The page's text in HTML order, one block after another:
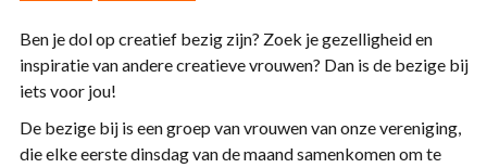
Ben je dol op creatief bezig zijn? Zoek je gezelligheid en
inspiratie van andere creatieve vrouwen? Dan is de bezige bij
iets voor jou!
De bezige bij is een groep van vrouwen van onze vereniging,
die elke eerste dinsdag van de maand samenkomen om te